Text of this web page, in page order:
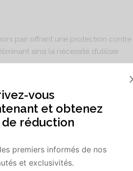
vous
et obtenez
de réduction
premiers informés de nos
et exclusivités.
pair offrant une protection contre
ainsi la nécessité d’utiliser
être. Elles offrent une sensation de